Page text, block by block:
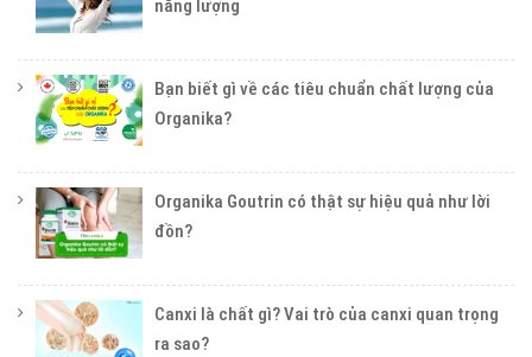
năng lượng
Bạn biết gì về các tiêu chuẩn chất lượng của
Organika?
Organika Goutrin có thật sự hiệu quả như lời
đồn?
Canxi là chất gì? Vai trò của canxi quan trọng
ra sao?